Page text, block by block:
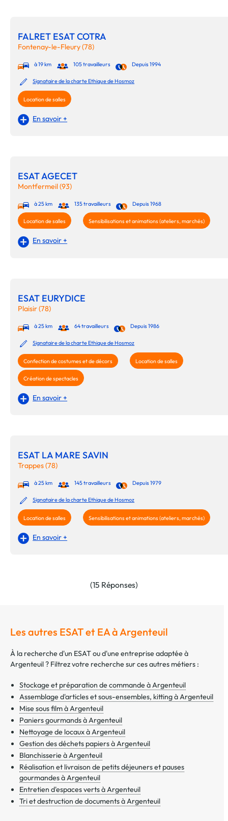
FALRET ESAT COTRA
Fontenay-le-Fleury (78)
à 19 km 105 travailleurs Depuis 1994
Signataire de la charte Ethique de Hosmoz
Location de salles
En savoir +
ESAT AGECET
Montfermeil (93)
à 25 km 135 travailleurs Depuis 1968
Location de salles Sensibilisations et animations (ateliers, marchés)
En savoir +
ESAT EURYDICE
Plaisir (78)
à 25 km 64 travailleurs Depuis 1986
Signataire de la charte Ethique de Hosmoz
Confection de costumes et de décors Location de salles
Création de spectacles
En savoir +
ESAT LA MARE SAVIN
Trappes (78)
à 25 km 145 travailleurs Depuis 1979
Signataire de la charte Ethique de Hosmoz
Location de salles Sensibilisations et animations (ateliers, marchés)
En savoir +
(15 Réponses)
Les autres ESAT et EA à Argenteuil
À la recherche d'un ESAT ou d'une entreprise adaptée à
Argenteuil ? Filtrez votre recherche sur ces autres métiers :
Stockage et préparation de commande à Argenteuil
Assemblage d'articles et sous-ensembles, kitting à Argenteuil
Mise sous film à Argenteuil
Paniers gourmands à Argenteuil
Nettoyage de locaux à Argenteuil
Gestion des déchets papiers à Argenteuil
Blanchisserie à Argenteuil
Réalisation et livraison de petits déjeuners et pauses
gourmandes à Argenteuil
Entretien d'espaces verts à Argenteuil
Tri et destruction de documents à Argenteuil